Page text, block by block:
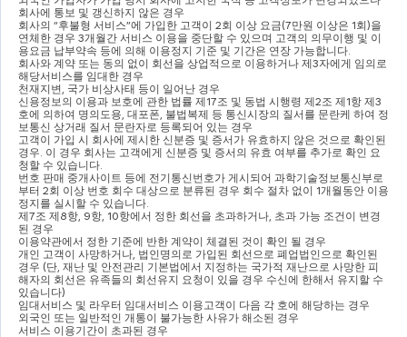
회사에 통보 및 갱신하지 않은 경우
회사의 “후불형 서비스”에 가입한 고객이 2회 이상 요금(7만원 이상은 1회)을
연체한 경우 3개월간 서비스 이용을 중단할 수 있으며 고객의 의무이행 및 이
용요금 납부약속 등에 의해 이용정지 기준 및 기간은 연장 가능합니다
회사와 계약 또는 동의 없이 회선을 상업적으로 이용하거나 제3자에게 임의로
해당서비스를 임대한 경우
천재지변 국가 비상사태 등이 일어난 경우
신용정보의 이용과 보호에 관한 법률 제17조 및 동법 시행령 제2조 제1항 제3
호에 의하여 명의도용 대포폰 불법복제 등 통신시장의 질서를 문란케 하여 정
보통신 상거래 질서 문란자로 등록되어 있는 경우
고객이 가입 시 회사에 제시한 신분증 및 증서가 유효하지 않은 것으로 확인된
경우 이 경우 회사는 고객에게 신분증 및 증서의 유효 여부를 추가로 확인 요
청할 수 있습니다
번호 판매 중개사이트 등에 전기통신번호가 게시되어 과학기술정보통신부로
부터 2회 이상 번호 회수 대상으로 분류된 경우 회수 절차 없이 1개월동안 이용
정지를 실시할 수 있습니다
제7조 제8항 , 9항 , 10항에서 정한 회선을 초과하거나 초과 가능 조건이 변경
된 경우
이용약관에서 정한 기준에 반한 계약이 체결된 것이 확인 될 경우
개인 고객이 사망하거나 법인명의로 가입된 회선으로 폐업법인으로 확인된
경우 (단 재난 및 안전관리 기본법에서 지정하는 국가적 재난으로 사망한 피
해자의 회선은 유족들의 회선유지 요청이 있을 경우 수신에 한해서 유지할 수
있습니다)
임대서비스 및 라우터 임대서비스 이용고객이 다음 각 호에 해당하는 경우
외국인 또는 일반적인 개통이 불가능한 사유가 해소된 경우
서비스 이용기간이 초과된 경우